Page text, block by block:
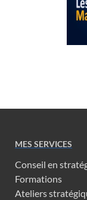
MES SERVICES
Conseil en
Formations
Ateliers